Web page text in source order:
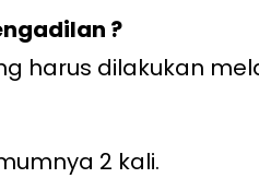
?
harus dilakukan
2 kali.